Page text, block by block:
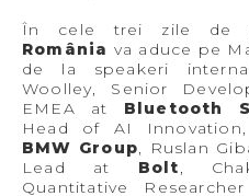
În cele trei zile de
România va aduce pe
de la speakeri
Woolley, Senior
EMEA at Bluetooth
Head of AI
BMW Group, Ruslan
Lead at Bolt,
Quantitative